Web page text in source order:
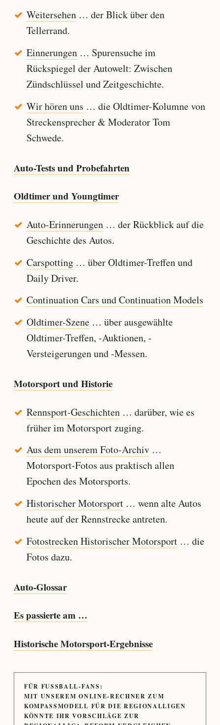
Weitersehen… der Blick über den
Tellerrand.
Einnerungen… Spurensuche im
Rückspiegel der Autowelt: Zwischen
Zündschlüssel und Zeitgeschichte.
Wir hören uns … die Oldtimer-Kolumne von
Streckensprecher & Moderator Tom
Schwede.
Auto-Tests und Probefahrten
Oldtimer und Youngtimer
Auto-Erinnerungen… der Rückblick auf die
Geschichte des Autos.
Carspotting… über Oldtimer-Treffen und
Daily Driver.
Continuation Cars und Continuation Models
Oldtimer-Szene… über ausgewählte
Oldtimer-Treffen, -Auktionen, -
Versteigerungen und -Messen.
Motorsport und Historie
Rennsport-Geschichten… darüber, wie es
früher im Motorsport zuging.
Aus dem unserem Foto-Archiv…
Motorsport-Fotos aus praktisch allen
Epochen des Motorsports.
Historischer Motorsport… wenn alte Autos
heute auf der Rennstrecke antreten.
Fotostrecken Historischer Motorsport… die
Fotos dazu.
Auto-Glossar
Es passierte am …
Historische Motorsport-Ergebnisse
FÜR FUSSBALL-FANS:
MIT UNSEREM ONLINE-RECHNER ZUM
KOMPASSMODELL FÜR DIE REGIONALLIGEN
KÖNNTE IHR VORSCHLÄGE ZUR